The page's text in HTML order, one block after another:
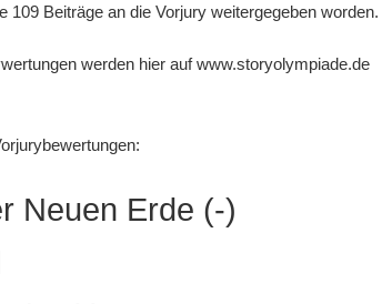
109 Beiträge an die Vorjury weitergegeben worden.
werden hier auf www.storyolympiade.de
Neuen Erde (-)